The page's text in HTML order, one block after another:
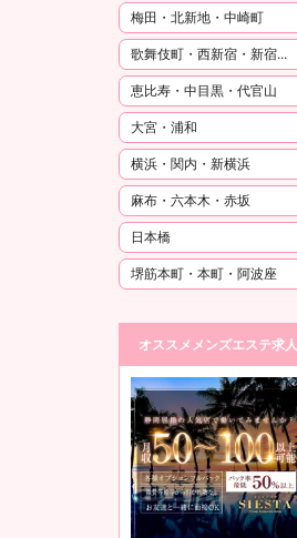
梅田・北新地・中崎町
歌舞伎町・西新宿・新宿御苑
恵比寿・中目黒・代官山
大宮・浦和
横浜・関内・新横浜
麻布・六本木・赤坂
日本橋
堺筋本町・本町・阿波座
オススメメンズエステ求人